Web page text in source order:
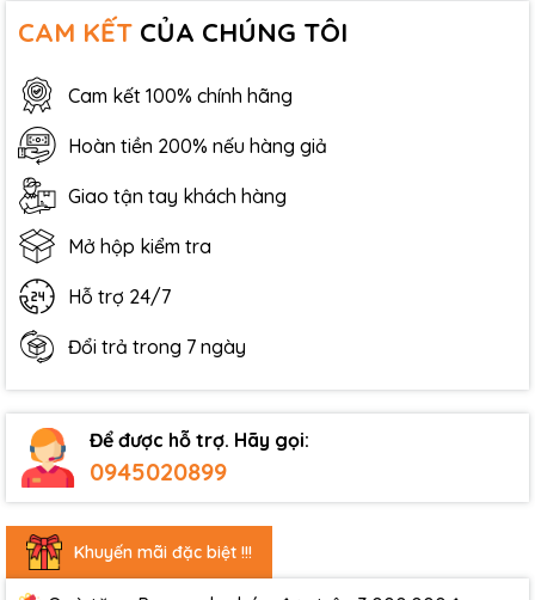
CAM KẾT CỦA CHÚNG TÔI
Cam kết 100% chính hãng
Hoàn tiền 200% nếu hàng giả
Giao tận tay khách hàng
Mở hộp kiểm tra
Hỗ trợ 24/7
Đổi trả trong 7 ngày
Để được hỗ trợ. Hãy gọi:
0945020899
Khuyến mãi đặc biệt !!!